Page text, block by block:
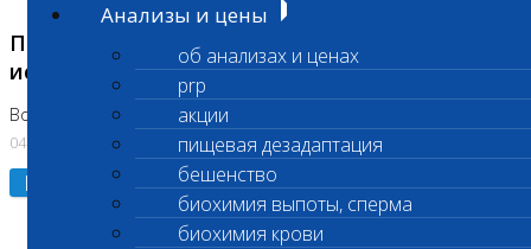
Анализы и цены
об анализах и ценах
prp
акции
пищевая дезадаптация
бешенство
биохимия выпоты, сперма
биохимия крови
Приостановка срочных биохимических
исследований
Во Владыкино
04.08.2026
Подробнее